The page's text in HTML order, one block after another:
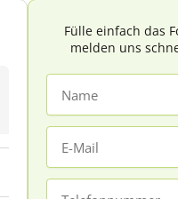
Fülle einfach das
melden uns
Mail